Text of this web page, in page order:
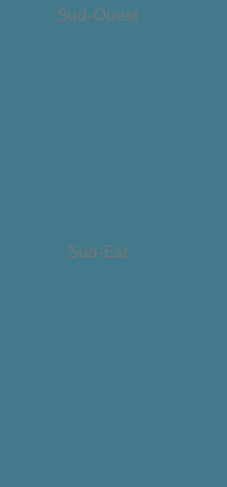
Sud-Ouest
Sud-Est